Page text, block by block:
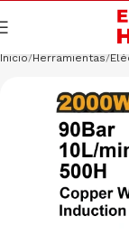
Inicio Herramientas